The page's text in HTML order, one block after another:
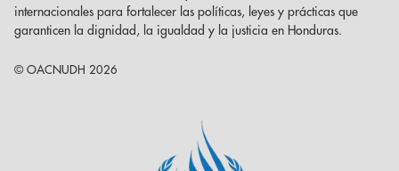
internacionales para fortalecer las políticas, leyes y prácticas que
garanticen la dignidad, la igualdad y la justicia en Honduras.
© OACNUDH 2026